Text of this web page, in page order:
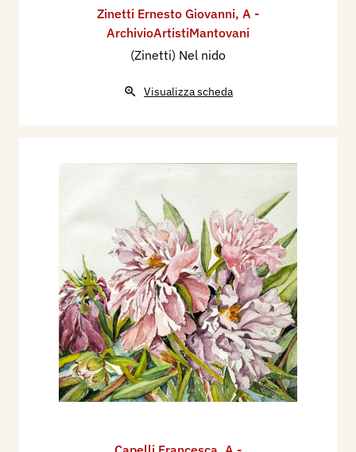
Zinetti Ernesto Giovanni, A -
ArchivioArtistiMantovani
(Zinetti) Nel nido
Visualizza scheda